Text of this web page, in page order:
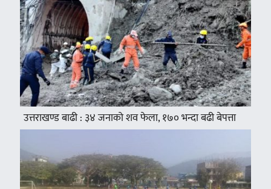
उत्तराखण्ड बाढी : ३४ जनाको शव फेला, १७० भन्दा बढी बेपत्ता